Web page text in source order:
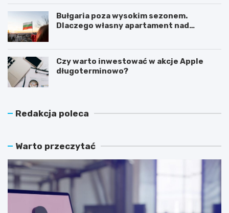
Bułgaria poza wysokim sezonem.
Dlaczego własny apartament nad
Czy warto inwestować w akcje Apple
długoterminowo?
Redakcja poleca
Warto przeczytać